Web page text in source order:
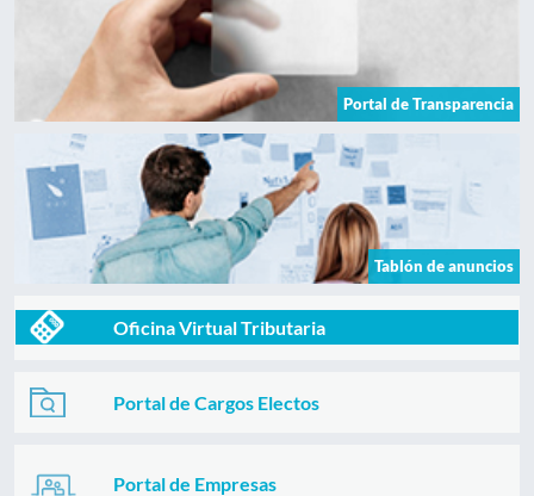
Portal de Transparencia
Tablón de anuncios
Oficina Virtual Tributaria
Portal de Cargos Electos
Portal de Empresas